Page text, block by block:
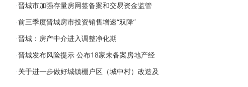
·晋城市加强存量房网签备案和交易资金监管
·前三季度晋城房市投资销售增速“双降”
·晋城：房产中介进入调整净化期
·晋城发布风险提示 公布18家未备案房地产经
· 关于进一步做好城镇棚户区（城中村）改造及